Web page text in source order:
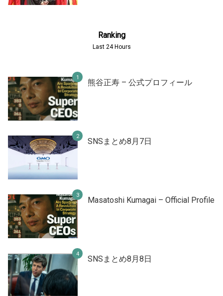
Ranking
Last 24 Hours
熊谷正寿 – 公式プロフィール
SNSまとめ8月7日
Masatoshi Kumagai – Official Profile
SNSまとめ8月8日